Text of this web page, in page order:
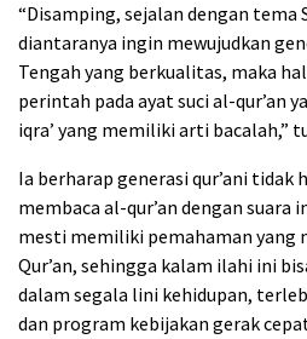
“Disamping, sejalan dengan tema
diantaranya ingin mewujudkan
Tengah yang berkualitas, maka
perintah pada ayat suci al-qur’an
iqra’ yang memiliki arti bacalah,”
Ia berharap generasi qur’ani tidak
membaca al-qur’an dengan suara
mesti memiliki pemahaman yang
Qur’an, sehingga kalam ilahi ini
dalam segala lini kehidupan,
dan program kebijakan gerak